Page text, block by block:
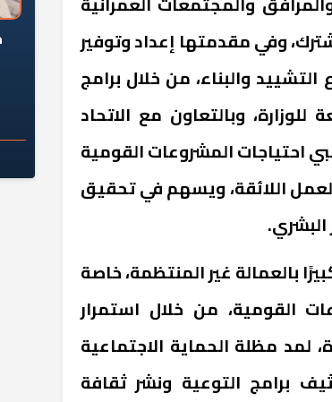
وفي مقدمتها إعداد وتوفير
التشييد والبناء، من خلال برامج
للوزارة، وبالتعاون مع الاتحاد
احتياجات المشروعات القومية
اللائقة، ويسهم في تحقيق
بالعمالة غير المنتظمة، خاصة
القومية، من خلال استمرار
لمد مظلة الحماية الاجتماعية
برامج التوعية ونشر ثقافة
هل
من
لماذا تخالف الشركات العقارية
تعليمات الرئيس السيسي؟